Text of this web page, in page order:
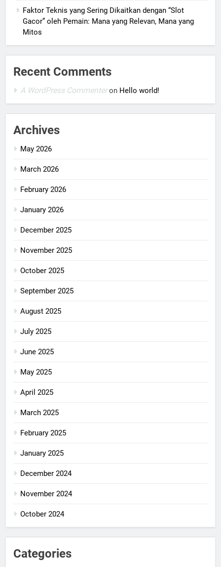
Faktor Teknis yang Sering Dikaitkan dengan “Slot
Gacor” oleh Pemain: Mana yang Relevan, Mana yang
Mitos
Recent Comments
A WordPress Commenteron Hello world!
Archives
May 2026
March 2026
February 2026
January 2026
December 2025
November 2025
October 2025
September 2025
August 2025
July 2025
June 2025
May 2025
April 2025
March 2025
February 2025
January 2025
December 2024
November 2024
October 2024
Categories